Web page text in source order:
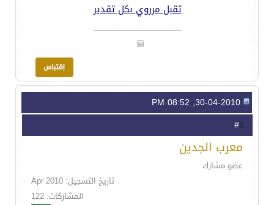
تقبل مرروي بكل تقدير
__________________
8
معرب الجدين
عضو مشارك
تاريخ التسجيل: Apr 2010
المشاركات: 122